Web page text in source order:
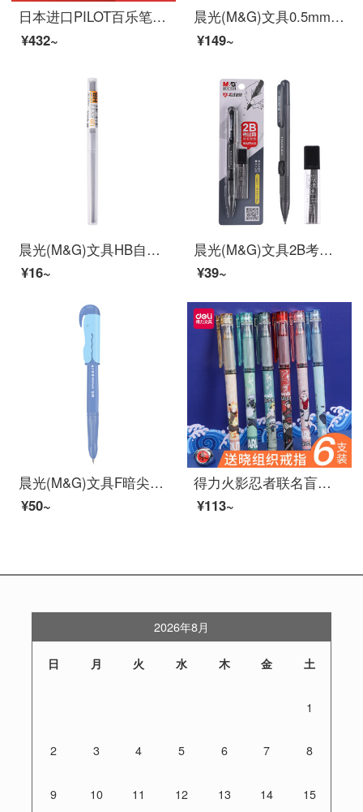
日本进口PILOT百乐笔芯BXS-V5RT按动中性笔BXRT-V5笔芯学生考试笔办公签字笔0.5mm 国朝贴纸--金牛限定/2黑笔+5黑芯
¥432~
晨光(M&G)文具0.5mm黑色碳素笔 纤维头会议笔 勾线笔 办公会议记录签字笔 水笔 12支/盒MG2180
¥149~
晨光(M&G)文具HB自动铅笔替芯 0.5mm树脂铅芯 学生考试绘图铅笔芯 120mm*20根/盒ASL22601
¥16~
晨光(M&G)文具2B考试涂卡铅笔套装 学生考试练习专用自动铅笔(涂卡铅笔*1+适配2B铅芯*6根)HKMP0463
¥39~
晨光(M&G)文具F暗尖直液式钢笔 学生练字笔墨水笔 优握系列钢笔套装(钢笔*1+6支黑色墨囊) 蓝色笔杆HAFP0666
¥50~
得力火影忍者联名盲盒中性笔全针管黑色水笔签字笔0.5mm学生办公高颜值ins速干 【火影忍者】盲盒笔4支装
¥113~
2026年8月
日 月 火 水 木 金 土
1
2 3 4 5 6 7 8
9 10 11 12 13 14 15